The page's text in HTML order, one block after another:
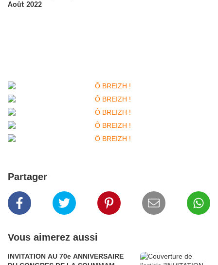
Août 2022
Partager
Vous aimerez aussi
INVITATION AU 70e ANNIVERSAIRE